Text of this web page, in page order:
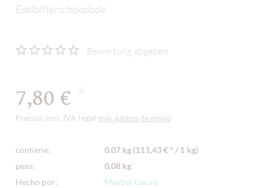
Edelbitterschokolade
Bewertung abgeben
7,80 €
Precios incl. IVA legal más gastos de envío
contiene:
0.07 kg (111,43 € * / 1 kg)
peso:
0,08 kg
Hecho por:
Meybol Cacao